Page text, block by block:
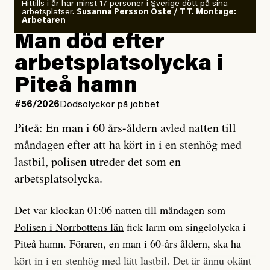
Vem är det som Dagens ETC skriver för?
Vad betyder det att vara en röd, grön och oberoende
tidning?
Vad är bra journalistik?
Ett försök till korta svar som jag hoppas kan förtydliga
för Kuhn och Sassarinis-McGowan och andra hur jag
som chefredaktör ser på Dagens ETC:s uppdrag och
roll.
Vi skriver för våra läsare som vill bli informerade,
överraskade, bekräftade, utmanade – och som kräver
att vi granskar allt och alla.
så säger jag tvärtemot.
Jag lärde mig renovera
enligt uråldrig metod
och lade min sista ungdom
på att laga en gammal bod.
Jag sökte ljuset och meningen,
efter det som var rent, rätt och sant,
och aldrig såg jag det klarare än
när jag ombord på bussen hjälpte en tant.
#23/2026Intervjun
Jesper Lundby: ”Livet i sig
är ganska politiskt”
Hittills i år har minst 17 personer i Sverige dött på sina
arbetsplatser. Susanna Persson Öste / TT. Montage:
Arbetaren
Man död efter
arbetsplatsolycka i
Piteå hamn
#56/2026Dödsolyckor på jobbet
Piteå: En man i 60 års-åldern avled natten till
måndagen efter att ha kört in i en stenhög med
lastbil, polisen utreder det som en
arbetsplatsolycka.
Det var klockan 01:06 natten till måndagen som
Polisen i Norrbottens län fick larm om singelolycka i
Piteå hamn. Föraren, en man i 60-års åldern, ska ha
kört in i en stenhög med lätt lastbil. Det är ännu okänt